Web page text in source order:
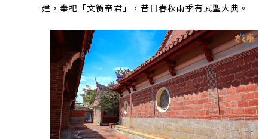
建，奉祀「文衡帝君」，昔日春秋兩季有武聖大典。